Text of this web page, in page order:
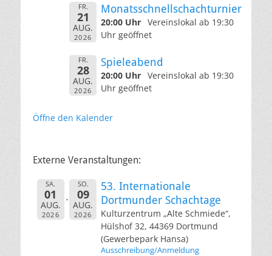
FR.
21
AUG.
2026
Monatsschnellschachturnier
20:00 Uhr Vereinslokal ab 19:30
Uhr geöffnet
FR.
28
AUG.
2026
Spieleabend
20:00 Uhr Vereinslokal ab 19:30
Uhr geöffnet
Öffne den Kalender
Externe Veranstaltungen:
SA.
01
AUG.
2026
SO.
09
AUG.
2026
53. Internationale
Dortmunder Schachtage
Kulturzentrum „Alte Schmiede“,
Hülshof 32, 44369 Dortmund
(Gewerbepark Hansa)
Ausschreibung/Anmeldung